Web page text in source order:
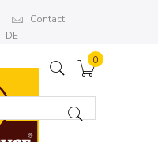
Contact
DE